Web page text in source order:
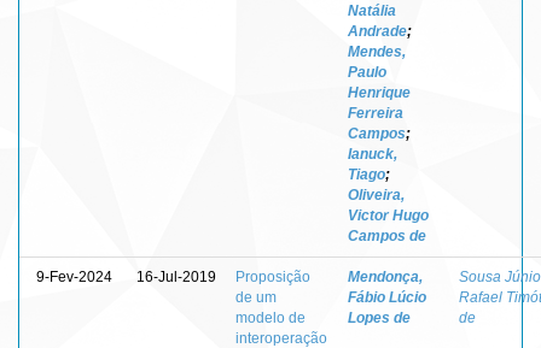
Natália
Andrade;
Mendes,
Paulo
Henrique
Ferreira
Campos;
Ianuck,
Tiago;
Oliveira,
Victor Hugo
Campos de
9-Fev-2024 16-Jul-2019
Proposição
de um
modelo de
interoperação
Mendonça,
Fábio Lúcio
Lopes de
Sousa
Rafael
de